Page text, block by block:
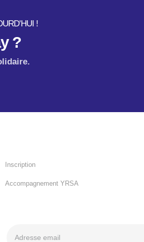
!
?
Inscription
Accompagnement YRSA